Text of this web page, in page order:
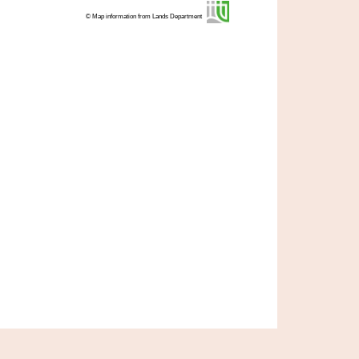
© Map information from Lands Department